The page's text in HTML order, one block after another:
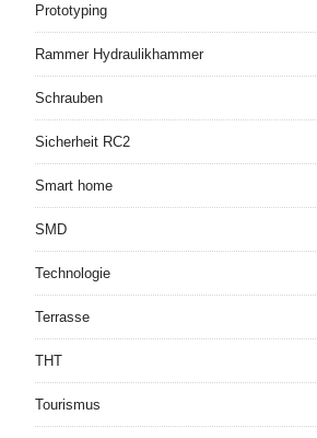
Prototyping
Rammer Hydraulikhammer
Schrauben
Sicherheit RC2
Smart home
SMD
Technologie
Terrasse
THT
Tourismus